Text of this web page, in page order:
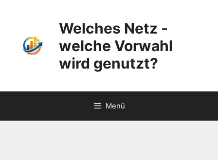
Welches Netz -
welche Vorwahl
wird genutzt?
Menü